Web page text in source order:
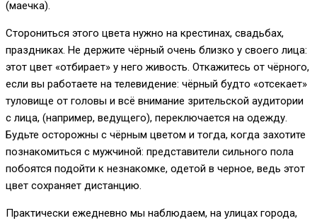
(маечка).
Сторониться этого цвета нужно на крестинах, свадьбах,
праздниках. Не держите чёрный очень близко у своего лица:
этот цвет «отбирает» у него живость. Откажитесь от чёрного,
если вы работаете на телевидение: чёрный будто «отсекает»
туловище от головы и всё внимание зрительской аудитории
с лица, (например, ведущего), переключается на одежду.
Будьте осторожны с чёрным цветом и тогда, когда захотите
познакомиться с мужчиной: представители сильного пола
побоятся подойти к незнакомке, одетой в черное, ведь этот
цвет сохраняет дистанцию.
Практически ежедневно мы наблюдаем, на улицах города,